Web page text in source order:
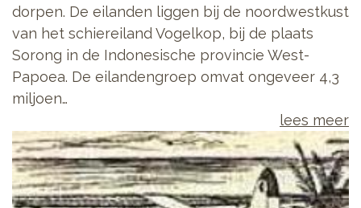
dorpen. De eilanden liggen bij de noordwestkust
van het schiereiland Vogelkop, bij de plaats
Sorong in de Indonesische provincie West-
Papoea. De eilandengroep omvat ongeveer 4,3
miljoen…
lees meer